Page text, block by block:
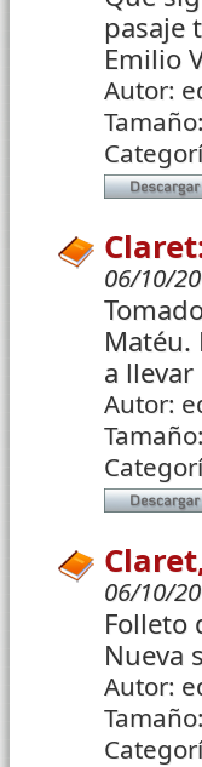
pasaje
Emilio
Autor:
Tamaño:
06/10/
a
Autor:
Tamaño:
06/10/
Folleto
Nueva
Autor:
Tamaño: